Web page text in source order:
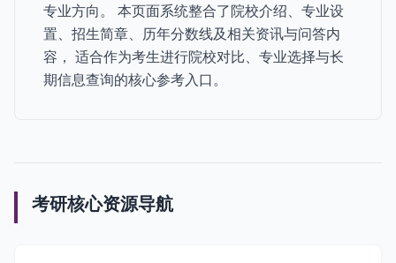
专业方向。 本页面系统整合了院校介绍、专业设
置、招生简章、历年分数线及相关资讯与问答内
容， 适合作为考生进行院校对比、专业选择与长
期信息查询的核心参考入口。
考研核心资源导航